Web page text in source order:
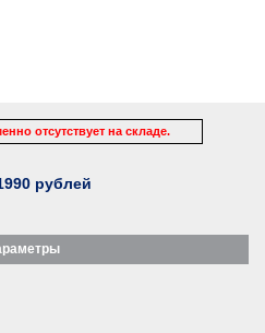
отсутствует на складе.
рублей